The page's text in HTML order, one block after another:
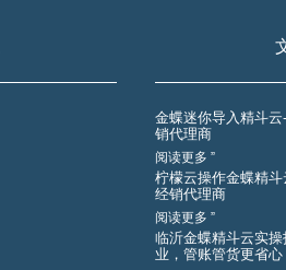
金蝶迷你导入精斗
销代理商
阅读更多 ”
柠檬云操作金蝶精
经销代理商
阅读更多 ”
临沂金蝶精斗云实
业，管账管货更省心